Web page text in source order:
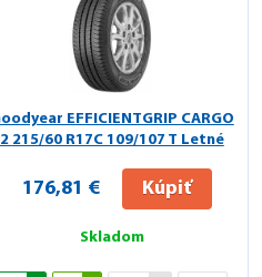
EFFICIENTGRIP CARGO
2 215/60 R17C 109/107 T Letné
176,81 € Kúpiť
Skladom